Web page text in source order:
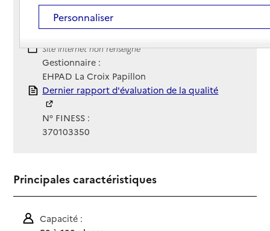
Téléphone :
02 47 62 72 72
Site Internet
Site internet non renseigné
Gestionnaire :
EHPAD La Croix Papillon
Rapport HAS
Dernier rapport d'évaluation de la qualité
N° FINESS :
370103350
Principales caractéristiques
Capacité :
Personnaliser